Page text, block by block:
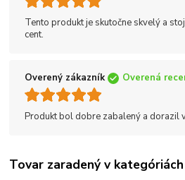
Tento produkt je skutočne skvelý a
cent.
Overený zákazník Overená
Produkt bol dobre zabalený a dorazil
Tovar zaradený v kategóriách